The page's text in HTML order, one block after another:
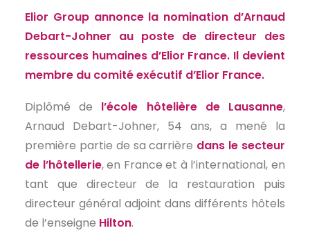
NOS FICHES MÉTIERS
AJ CONSEIL
RÉFÉRENCES
ACTUS
CONTACT
EN
Elior Group annonce la nomination d’Arnaud
Debart-Johner au poste de directeur des
ressources humaines d’Elior France. Il devient
membre du comité exécutif d’Elior France.
Diplômé de l’école hôtelière de Lausanne,
Arnaud Debart-Johner, 54 ans, a mené la
première partie de sa carrière dans le secteur
de l’hôtellerie, en France et à l’international, en
tant que directeur de la restauration puis
directeur général adjoint dans différents hôtels
de l’enseigne Hilton.